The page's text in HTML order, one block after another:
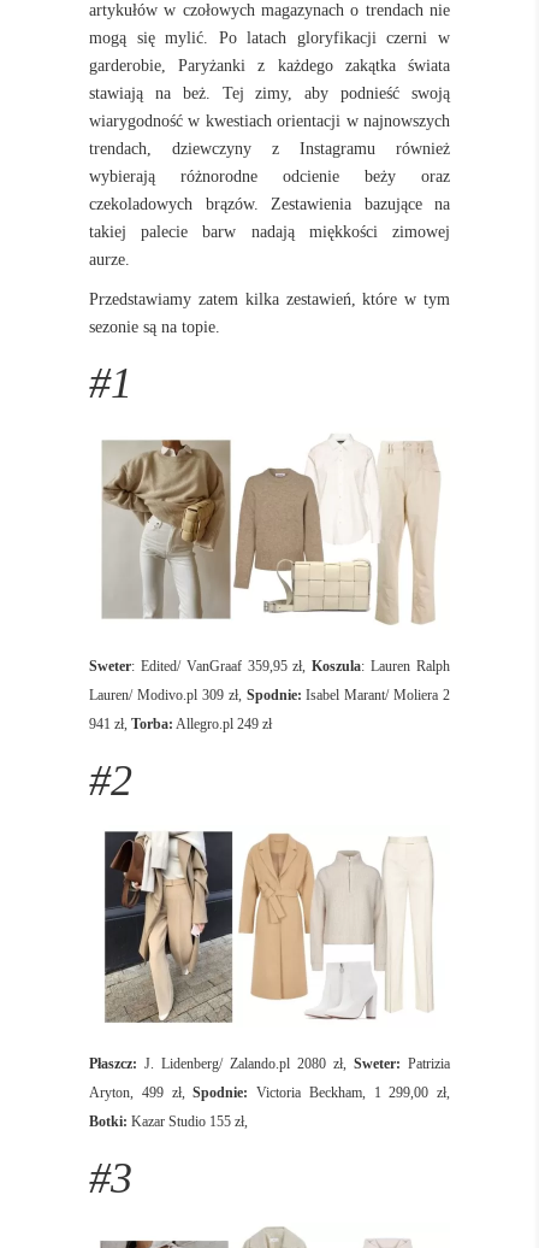
artykułów w czołowych magazynach o trendach nie
mogą się mylić. Po latach gloryfikacji czerni w
garderobie, Paryżanki z każdego zakątka świata
stawiają na beż. Tej zimy, aby podnieść swoją
wiarygodność w kwestiach orientacji w najnowszych
trendach, dziewczyny z Instagramu również
wybierają różnorodne odcienie beży oraz
czekoladowych brązów. Zestawienia bazujące na
takiej palecie barw nadają miękkości zimowej
aurze.
Przedstawiamy zatem kilka zestawień, które w tym
sezonie są na topie.
#1
Sweter: Edited/ VanGraaf 359,95 zł,Koszula: Lauren Ralph
Lauren/ Modivo.pl 309 zł, Spodnie: Isabel Marant/ Moliera 2
941 zł, Torba: Allegro.pl 249 zł
#2
Płaszcz: J. Lidenberg/ Zalando.pl 2080 zł, Sweter: Patrizia
Aryton, 499 zł,Spodnie: Victoria Beckham, 1 299,00 zł,
Botki: Kazar Studio 155 zł,
#3